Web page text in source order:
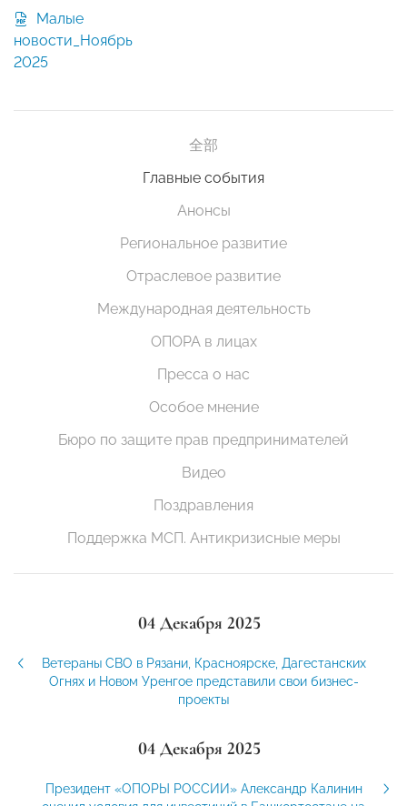
новости_Ноябрь
2025
全部
Главные события
Анонсы
Региональное развитие
Отраслевое развитие
Международная деятельность
ОПОРА в лицах
Пресса о нас
Особое мнение
Бюро по защите прав предпринимателей
Видео
Поздравления
Поддержка МСП. Антикризисные меры
04 Декабря 2025
Ветераны СВО в Рязани, Красноярске, Дагестанских
Огнях и Новом Уренгое представили свои бизнес-
проекты
04 Декабря 2025
Президент «ОПОРЫ РОССИИ» Александр Калинин